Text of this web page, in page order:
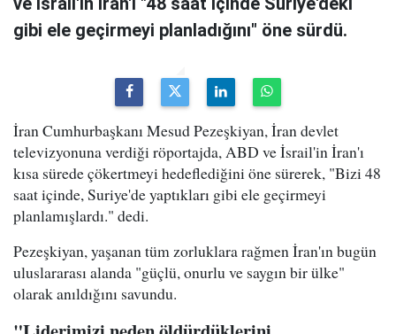
gibi ele geçirmeyi planladığını" öne sürdü.
İran Cumhurbaşkanı Mesud Pezeşkiyan, İran devlet
televizyonuna verdiği röportajda, ABD ve İsrail'in İran'ı
kısa sürede çökertmeyi hedeflediğini öne sürerek, "Bizi 48
saat içinde, Suriye'de yaptıkları gibi ele geçirmeyi
planlamışlardı." dedi.
Pezeşkiyan, yaşanan tüm zorluklara rağmen İran'ın bugün
uluslararası alanda "güçlü, onurlu ve saygın bir ülke"
olarak anıldığını savundu.